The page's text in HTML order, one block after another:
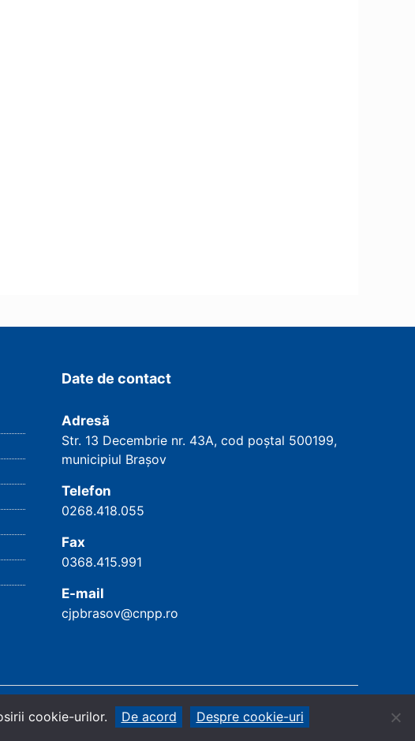
Date de contact
Adresă
Str. 13 Decembrie nr. 43A, cod poștal 500199,
municipiul Brașov
Telefon
0268.418.055
Fax
0368.415.991
E-mail
cjpbrasov@cnpp.ro
La început
cookie-urilor. De acord Despre cookie-uri